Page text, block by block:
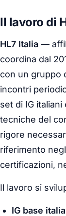
Il lavoro di
HL7 Italia —
coordina dal
con un gruppo
incontri
set di IG
tecniche del
rigore
riferimento
certificazioni,
Il lavoro si
IG base